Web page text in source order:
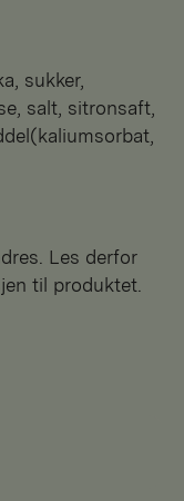
salt, sitronsaft,
Les derfor
til produktet.